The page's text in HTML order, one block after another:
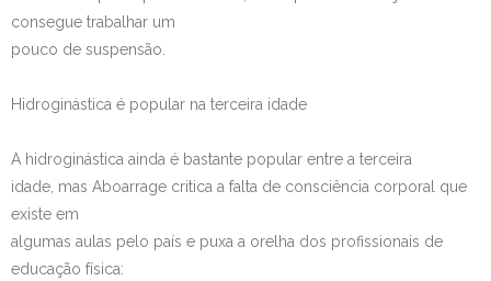
consegue trabalhar um
pouco de suspensão.
Hidroginástica é popular na terceira idade
A hidroginástica ainda é bastante popular entre a terceira
idade, mas Aboarrage critica a falta de consciência corporal que
existe em
algumas aulas pelo país e puxa a orelha dos profissionais de
educação física: